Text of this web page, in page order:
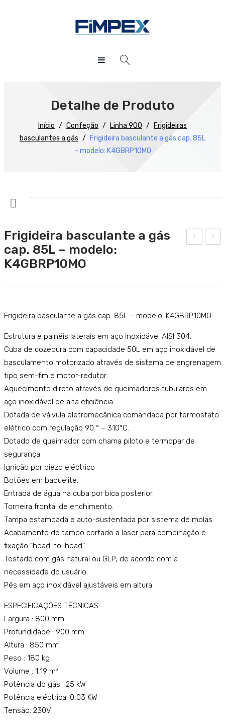
QUEM SOMOS
PRODUTOS
Preparação
Catering
REFERÊNCIAS
BLOG
CONTACTOS
Detalhe de Produto
Início / Confeção / Linha 900 /
Frigideiras
basculantes a gás /
Frigideira basculante a gás cap. 85L
– modelo: K4GBRP10MO
aqu
eci
men
to
eto
150
:
K4E
cap.
132
:
Frigideira basculante a gás
cap. 85L – modelo:
K4GBRP10MO
Frigideira basculante a gás cap. 85L – modelo: K4GBRP10MO
Estrutura e painéis laterais em aço inoxidável AISI 304.
Cuba de cozedura com capacidade 50L em aço inoxidável de
basculamento motorizado através de sistema de engrenagem
tipo sem-fim e motor-redutor.
Aquecimento direto através de queimadores tubulares em
aço inoxidável de alta eficiência.
Dotada de válvula eletromecânica comandada por termostato
elétrico com regulação 90 ° – 310°C.
Dotado de queimador com chama piloto e termopar de
segurança.
Ignição por piezo eléctrico
Botões em baquelite.
Entrada de água na cuba por bica posterior.
Torneira frontal de enchimento.
Tampa estampada e auto-sustentada por sistema de molas.
Acabamento de tampo cortado a laser para combinação e
fixação “head-to-head”.
Testado com gás natural ou GLP, de acordo com a
necessidade do usuário.
Pés em aço inoxidável ajustáveis em altura .
ESPECIFICAÇÕES TÉCNICAS
Largura : 800 mm
Profundidade : 900 mm
Altura : 850 mm
Peso : 180 kg
Volume : 1,19 m³
Potência do gás : 25 kW
Potência eléctrica: 0,03 KW
Tensão: 230V